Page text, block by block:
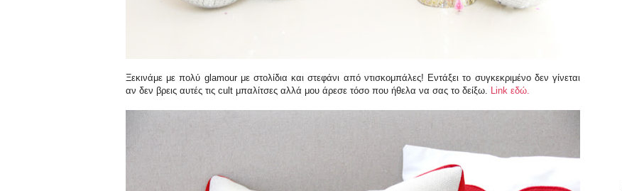
Ξεκινάμε με πολύ glamour με στολίδια και στεφάνι από ντισκομπάλες! Εντάξει το συγκεκριμένο δεν γίνεται
αν δεν βρεις αυτές τις cult μπαλίτσες αλλά μου άρεσε τόσο που ήθελα να σας το δείξω. Link εδώ.